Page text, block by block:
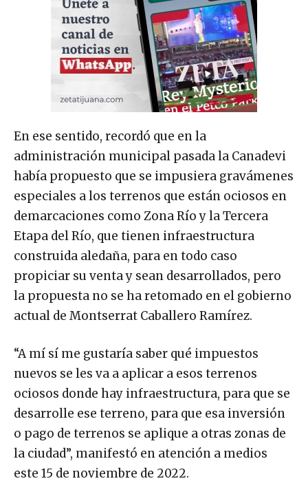
En ese sentido, recordó que en la
administración municipal pasada la Canadevi
había propuesto que se impusiera gravámenes
especiales a los terrenos que están ociosos en
demarcaciones como Zona Río y la Tercera
Etapa del Río, que tienen infraestructura
construida aledaña, para en todo caso
propiciar su venta y sean desarrollados, pero
la propuesta no se ha retomado en el gobierno
actual de Montserrat Caballero Ramírez.
“A mí sí me gustaría saber qué impuestos
nuevos se les va a aplicar a esos terrenos
ociosos donde hay infraestructura, para que se
desarrolle ese terreno, para que esa inversión
o pago de terrenos se aplique a otras zonas de
la ciudad”, manifestó en atención a medios
este 15 de noviembre de 2022.